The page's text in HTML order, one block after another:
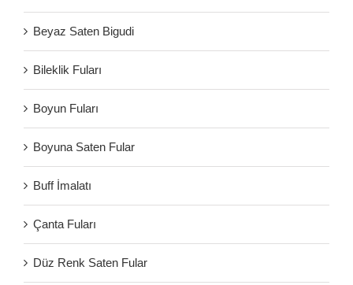
Beyaz Saten Bigudi
Bileklik Fuları
Boyun Fuları
Boyuna Saten Fular
Buff İmalatı
Çanta Fuları
Düz Renk Saten Fular